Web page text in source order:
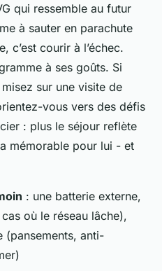
qui ressemble au futur
à sauter en parachute
c’est courir à l’échec.
à ses goûts. Si
sur une visite de
vous vers des défis
: plus le séjour reflète
mémorable pour lui - et
: une batterie externe,
où le réseau lâche),
(pansements, anti-